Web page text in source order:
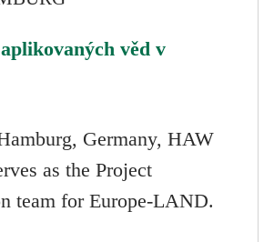
věd v
Germany, HAW
as the Project
team for Europe-LAND.